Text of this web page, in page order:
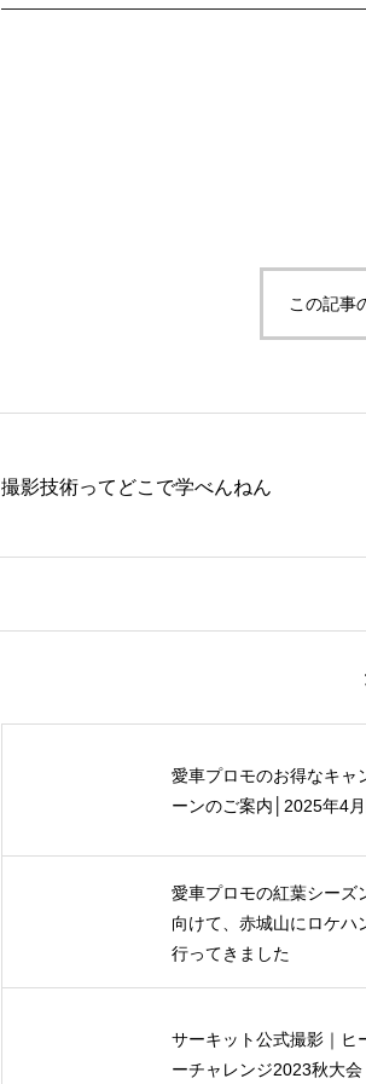
この記事
撮影技術ってどこで学べんねん
愛車プロモのお得なキャ
ーンのご案内│2025年4
愛車プロモの紅葉シーズ
向けて、赤城山にロケハ
行ってきました
サーキット公式撮影｜ヒ
ーチャレンジ2023秋大会